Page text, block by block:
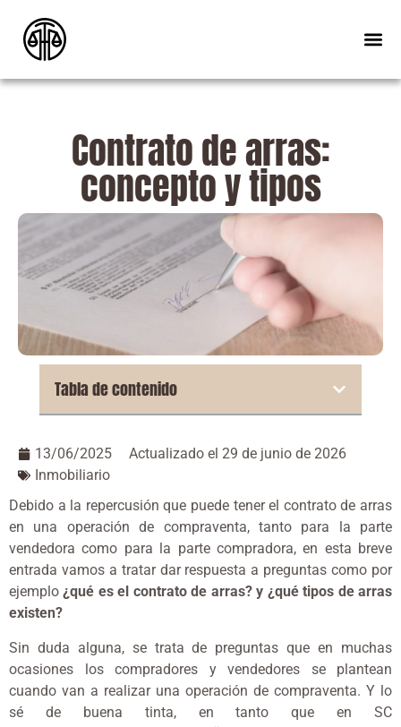
Contrato de arras:
concepto y tipos
Tabla de contenido
13/06/2025
Actualizado el 29 de junio de 2026
Inmobiliario
Debido a la repercusión que puede tener el contrato de arras
en una operación de compraventa, tanto para la parte
vendedora como para la parte compradora, en esta breve
entrada vamos a tratar dar respuesta a preguntas como por
ejemplo¿qué es el contrato de arras? y ¿qué tipos de arras
existen?
Sin duda alguna, se trata de preguntas que en muchas
ocasiones los compradores y vendedores se plantean
cuando van a realizar una operación de compraventa. Y lo
sé de buena tinta, en tanto que en SC